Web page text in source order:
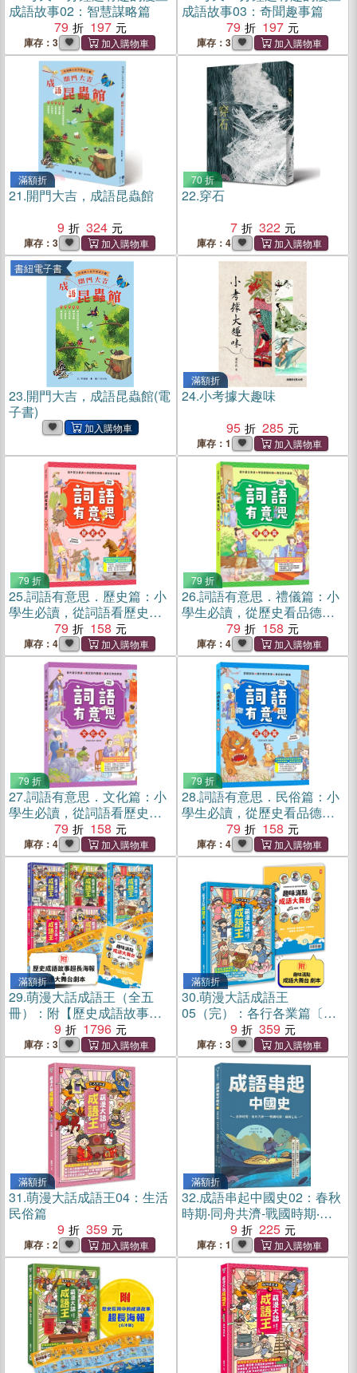
成語故事02：智慧謀略篇
79
197
庫存：3
成語故事03：奇聞趣事篇
79
197
庫存：3
滿額折
21.開門大吉，成語昆蟲館
9
324
庫存：3
70 折
22.穿石
7
322
庫存：4
書紐電子書
23.開門大吉，成語昆蟲館(電
子書)
滿額折
24.小考據大趣味
95
285
庫存：1
79 折
25.詞語有意思．歷史篇：小
學生必讀，從詞語看歷史！
50個詞語＋成語故事，打造
超強作文力！
79 158
庫存：4
79 折
26.詞語有意思．禮儀篇：小
學生必讀，從歷史看品德！
50個詞語＋成語故事，打造
超強作文力！
79 158
庫存：4
79 折
27.詞語有意思．文化篇：小
學生必讀，從詞語看歷史！
50個詞語＋成語故事，打造
超強作文力！
79 158
庫存：4
79 折
28.詞語有意思．民俗篇：小
學生必讀，從歷史看品德！
50個詞語＋成語故事，打造
超強作文力！
79 158
庫存：4
滿額折
29.萌漫大話成語王（全五
冊）：附【歷史成語故事超
長海報】+【成語大舞台劇
本】
9 1796
庫存：3
滿額折
30.萌漫大話成語王
05（完）：各行各業篇〔附
「趣味滿點成語大舞台」劇
本〕
9 359
庫存：3
滿額折
31.萌漫大話成語王04：生活
民俗篇
9
359
庫存：2
滿額折
32.成語串起中國史02：春秋
時期‧同舟共濟-戰國時期‧圖
9 225
庫存：1